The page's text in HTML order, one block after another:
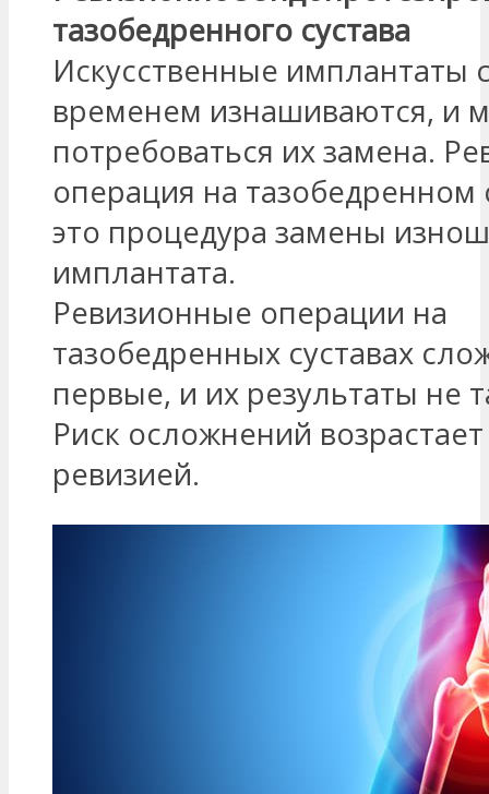
тазобедренного сустава
Искусственные имплантаты
временем изнашиваются, и
потребоваться их замена.
операция на тазобедренном
это процедура замены
имплантата.
Ревизионные операции на
тазобедренных суставах
первые, и их результаты не
Риск осложнений
ревизией.